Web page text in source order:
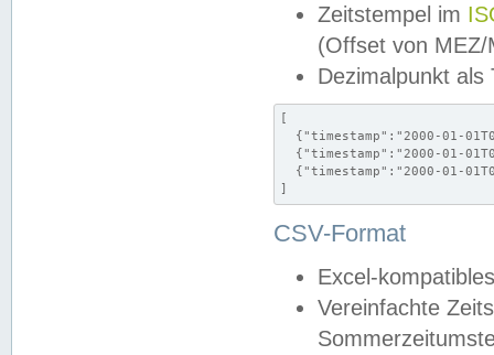
Zeitstempel im
(Offset von MEZ/
Dezimalpunkt als
[
{"timestamp":"2000-01-
{"timestamp":"2000-01-
{"timestamp":"2000-01-
]
CSV-Format
Excel-
Vereinfachte